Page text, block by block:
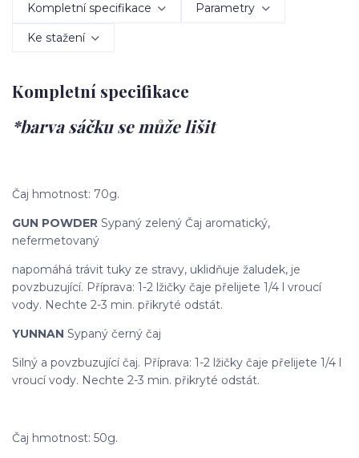
Kompletní specifikace Parametry
Ke stažení
Kompletní specifikace
*barva sáčku se může lišit
Čaj hmotnost: 70g.
GUN POWDER Sypaný zelený Čaj aromatický,
nefermetovaný
napomáhá trávit tuky ze stravy, uklidňuje žaludek, je
povzbuzující. Příprava: 1-2 lžičky čaje přelijete 1/4 l vroucí
vody. Nechte 2-3 min. přikryté odstát.
YUNNAN Sypaný černý čaj
Silný a povzbuzující čaj. Příprava: 1-2 lžičky čaje přelijete 1/4 l
vroucí vody. Nechte 2-3 min. přikryté odstát.
Čaj hmotnost: 50g.